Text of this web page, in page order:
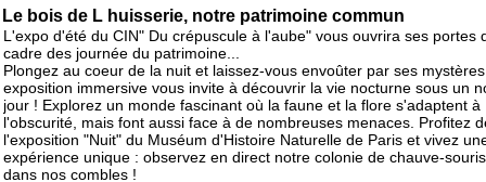
Le bois de L huisserie, notre patrimoine commun
L'expo d'été du CIN" Du crépuscule à l'aube" vous ouvrira ses portes
cadre des journée du patrimoine...
Plongez au coeur de la nuit et laissez-vous envoûter par ses
exposition immersive vous invite à découvrir la vie nocturne sous un
jour ! Explorez un monde fascinant où la faune et la flore s'adaptent à
l'obscurité, mais font aussi face à de nombreuses menaces. Profitez
l'exposition "Nuit" du Muséum d'Histoire Naturelle de Paris et vivez
expérience unique : observez en direct notre colonie de chauve-
dans nos combles !